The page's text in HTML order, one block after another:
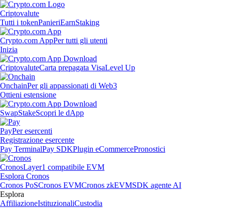
Criptovalute
Tutti i tokenPanieriEarnStaking
Crypto.com AppPer tutti gli utenti
Inizia
CriptovaluteCarta prepagata VisaLevel Up
OnchainPer gli appassionati di Web3
Ottieni estensione
SwapStakeScopri le dApp
PayPer esercenti
Registrazione esercente
Pay TerminalPay SDKPlugin eCommercePronostici
CronosLayer1 compatibile EVM
Esplora Cronos
Cronos PoSCronos EVMCronos zkEVMSDK agente AI
Esplora
AffiliazioneIstituzionaliCustodia